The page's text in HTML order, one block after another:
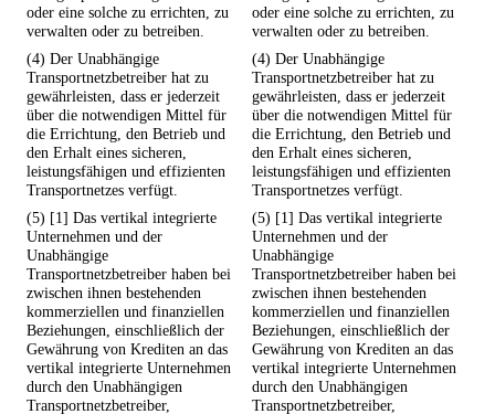
oder eine solche zu errichten, zu
verwalten oder zu betreiben.
oder eine solche zu errichten, zu
verwalten oder zu betreiben.
(4) Der Unabhängige
Transportnetzbetreiber hat zu
gewährleisten, dass er jederzeit
über die notwendigen Mittel für
die Errichtung, den Betrieb und
den Erhalt eines sicheren,
leistungsfähigen und effizienten
Transportnetzes verfügt.
(4) Der Unabhängige
Transportnetzbetreiber hat zu
gewährleisten, dass er jederzeit
über die notwendigen Mittel für
die Errichtung, den Betrieb und
den Erhalt eines sicheren,
leistungsfähigen und effizienten
Transportnetzes verfügt.
(5) [1] Das vertikal integrierte
Unternehmen und der
Unabhängige
Transportnetzbetreiber haben bei
zwischen ihnen bestehenden
kommerziellen und finanziellen
Beziehungen, einschließlich der
Gewährung von Krediten an das
vertikal integrierte Unternehmen
durch den Unabhängigen
Transportnetzbetreiber,
(5) [1] Das vertikal integrierte
Unternehmen und der
Unabhängige
Transportnetzbetreiber haben bei
zwischen ihnen bestehenden
kommerziellen und finanziellen
Beziehungen, einschließlich der
Gewährung von Krediten an das
vertikal integrierte Unternehmen
durch den Unabhängigen
Transportnetzbetreiber,